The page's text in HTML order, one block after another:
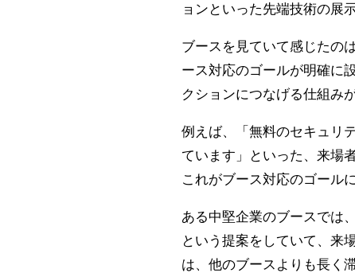
ョンといった先端技術の展
ブースを見ていて感じたの
ース対応のゴールが明確に
クションにつなげる仕組み
例えば、「無料のセキュリ
ています」といった、来場
これがブース対応のゴール
ある中堅企業のブースでは
という提案をしていて、来
は、他のブースよりも長く